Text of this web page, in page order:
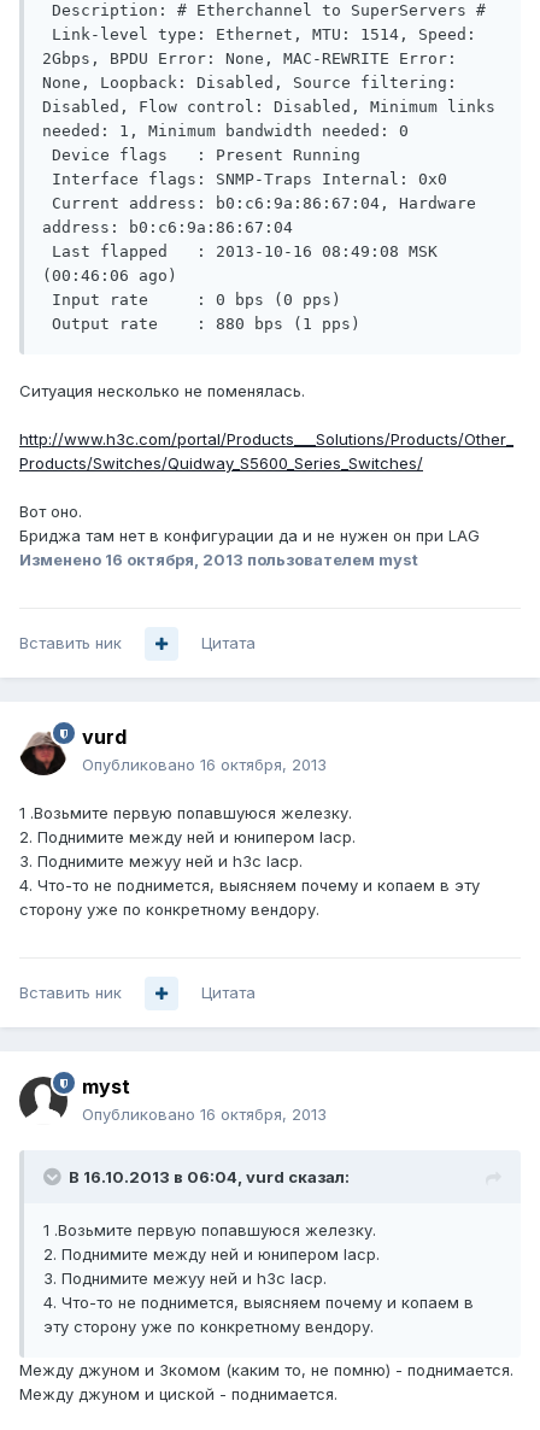
2Gbps, BPDU Error: None, MAC-REWRITE Error:
None, Loopback: Disabled, Source filtering:
Disabled, Flow control: Disabled, Minimum links
needed: 1, Minimum bandwidth needed: 0
address: b0:c6:9a:86:67:04
(00:46:06 ago)
Ситуация несколько не поменялась.
http://www.h3c.com/portal/Products___Solutions/Products/Other_
Products/Switches/Quidway_S5600_Series_Switches/
Вот оно.
Бриджа там нет в конфигурации да и не нужен он при LAG
Изменено 16 октября, 2013 пользователем myst
Вставить ник Цитата
vurd
Опубликовано 16 октября, 2013
1 .Возьмите первую попавшуюся железку.
2. Поднимите между ней и юнипером lacp.
3. Поднимите межуу ней и h3c lacp.
4. Что-то не поднимется, выясняем почему и копаем в эту
сторону уже по конкретному вендору.
Вставить ник Цитата
myst
Опубликовано 16 октября, 2013
В 16.10.2013 в 06:04, vurd сказал:
1 .Возьмите первую попавшуюся железку.
2. Поднимите между ней и юнипером lacp.
3. Поднимите межуу ней и h3c lacp.
4. Что-то не поднимется, выясняем почему и копаем в
эту сторону уже по конкретному вендору.
Между джуном и 3комом (каким то, не помню) - поднимается.
Между джуном и циской - поднимается.